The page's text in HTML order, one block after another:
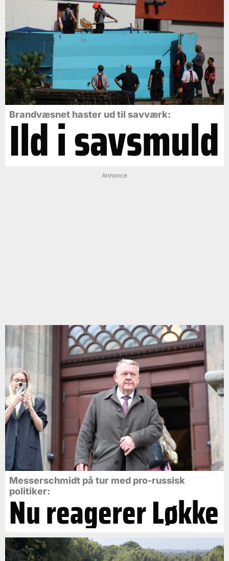
Brandvæsnet haster ud til savværk:
Ild i savsmuld
Annonce
Messerschmidt på tur med pro-russisk
politiker:
Nu reagerer Løkke